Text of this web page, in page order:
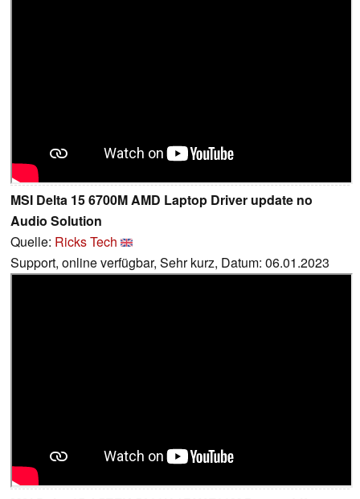
MSI Delta 15 6700M AMD Laptop Driver update no
Audio Solution
Quelle: Ricks Tech
Support, online verfügbar, Sehr kurz, Datum: 06.01.2023